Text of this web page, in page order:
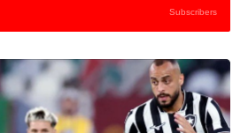
Subscribers